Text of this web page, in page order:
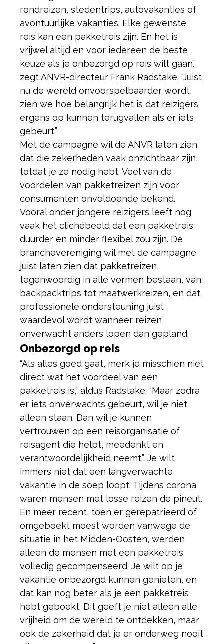
rondreizen, stedentrips, autovakanties of
avontuurlijke vakanties. Elke gewenste
reis kan een pakketreis zijn. En het is
vrijwel altijd en voor iedereen de beste
keuze als je onbezorgd op reis wilt gaan.”
zegt ANVR-directeur Frank Radstake. “Juist
nu de wereld onvoorspelbaarder wordt,
zien we hoe belangrijk het is dat reizigers
ergens op kunnen terugvallen als er iets
gebeurt.”
Met de campagne wil de ANVR laten zien
dat die zekerheden vaak onzichtbaar zijn,
totdat je ze nodig hebt. Veel van de
voordelen van pakketreizen zijn voor
consumenten onvoldoende bekend.
Vooral onder jongere reizigers leeft nog
vaak het clichébeeld dat een pakketreis
duurder en minder flexibel zou zijn. De
branchevereniging wil met de campagne
juist laten zien dat pakketreizen
tegenwoordig in alle vormen bestaan, van
backpacktrips tot maatwerkreizen, en dat
professionele ondersteuning juist
waardevol wordt wanneer reizen
onverwacht anders lopen dan gepland.
Onbezorgd op reis
“Als alles goed gaat, merk je misschien niet
direct wat het voordeel van een
pakketreis is,” aldus Radstake. “Maar zodra
er iets onverwachts gebeurt, wil je niet
alleen staan. Dan wil je kunnen
vertrouwen op een reisorganisatie of
reisagent die helpt, meedenkt en
verantwoordelijkheid neemt.”. Je wilt
immers niet dat een langverwachte
vakantie in de soep loopt. Tijdens corona
waren mensen met losse reizen de pineut.
En meer recent, toen er gerepatrieerd of
omgeboekt moest worden vanwege de
situatie in het Midden-Oosten, werden
alleen de mensen met een pakketreis
volledig gecompenseerd. Je wilt op je
vakantie onbezorgd kunnen genieten, en
dat kan nog beter als je een pakketreis
hebt geboekt. Dit geeft je niet alleen alle
vrijheid om de wereld te ontdekken, maar
ook de zekerheid dat je er onderweg nooit